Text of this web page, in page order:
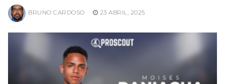
BRUNO CARDOSO 23 ABRIL, 2025